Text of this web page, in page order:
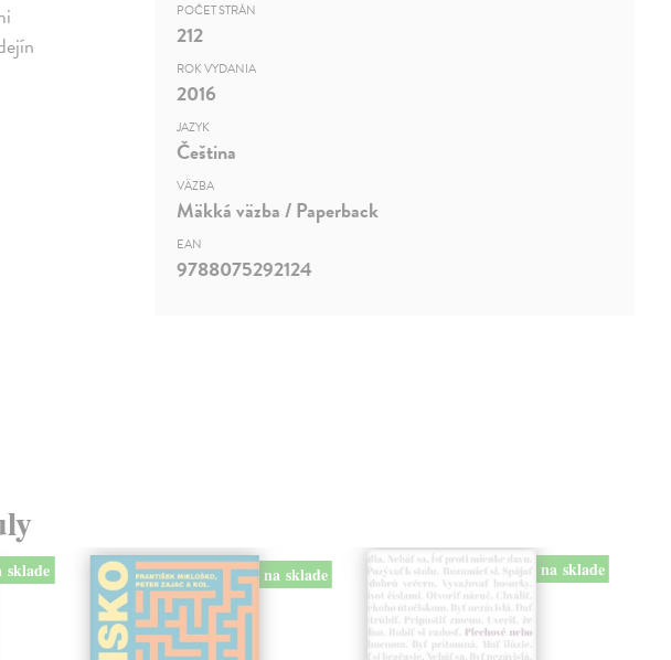
POČET STRÁN
212
ROK VYDANIA
2016
JAZYK
Čeština
VÄZBA
Mäkká väzba / Paperback
EAN
9788075292124
sklade na sklade na sklade